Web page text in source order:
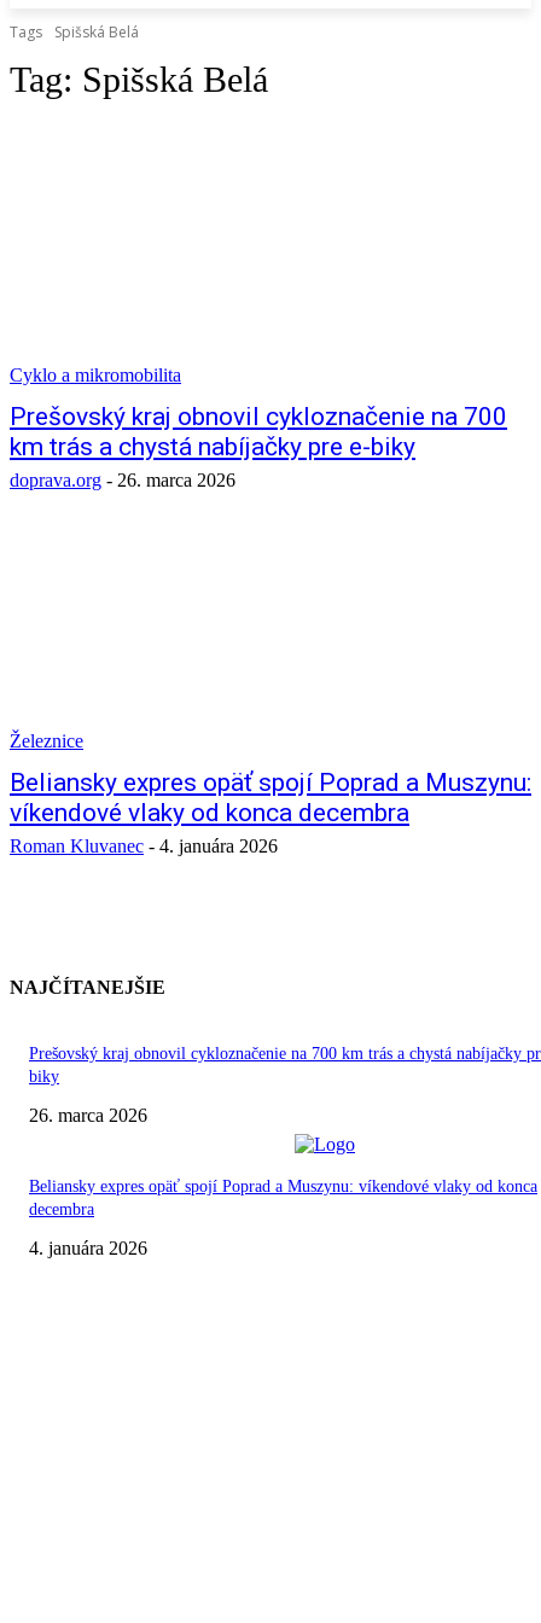
Tags Spišská Belá
Tag: Spišská Belá
Cyklo a mikromobilita
Prešovský kraj obnovil cykloznačenie na 700
km trás a chystá nabíjačky pre e-biky
doprava.org - 26. marca 2026
Železnice
Beliansky expres opäť spojí Poprad a Muszynu:
víkendové vlaky od konca decembra
Roman Kluvanec - 4. januára 2026
NAJČÍTANEJŠIE
Prešovský kraj obnovil cykloznačenie na 700 km trás a chystá nabíjačky
biky
26. marca 2026
Beliansky expres opäť spojí Poprad a Muszynu: víkendové vlaky od konca
decembra
4. januára 2026